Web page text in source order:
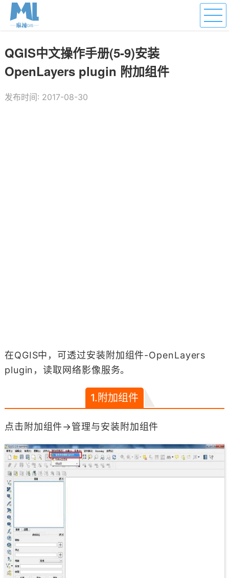
QGIS中文操作手册(5-9)安装
OpenLayers plugin 附加组件
发布时间: 2017-08-30
在QGIS中，可透过安装附加组件-OpenLayers
plugin，读取网络影像服务。
1.附加组件
点击附加组件→管理与安装附加组件